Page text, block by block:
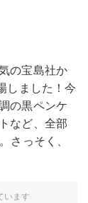
の宝島社か
しました！今
の黒ペンケ
など、全部
さっそく、
います